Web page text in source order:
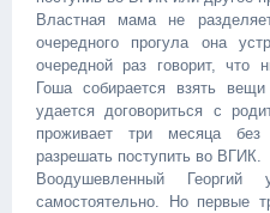
Властная мама не
очередного прогула она
очередной раз говорит, что
Гоша собирается взять
удается договориться с
проживает три месяца
разрешать поступить во ВГИК.
Воодушевленный
самостоятельно. Но первые